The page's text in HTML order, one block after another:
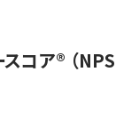
コア®︎ （